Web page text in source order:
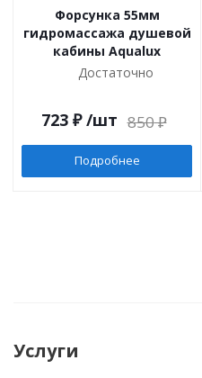
Форсунка 55мм
гидромассажа душевой
кабины Aqualux
Достаточно
723₽ /шт 850₽
Подробнее
Услуги